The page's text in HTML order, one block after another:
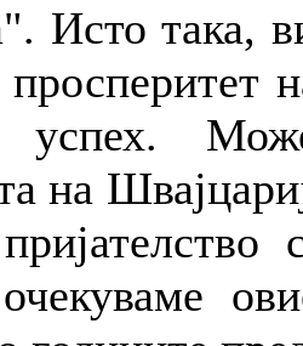
Исто така,
успех.
на